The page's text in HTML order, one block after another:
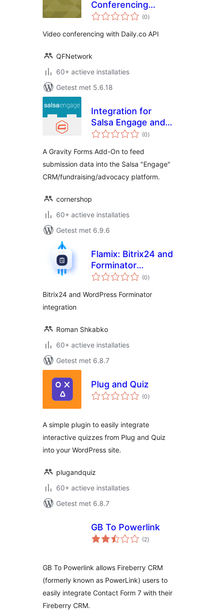
Conferencing
Daily.co
(0totaal
waarderingen
)
Video conferencing with Daily.co API
QFNetwork
60+ actieve installaties
Getest met 5.6.18
Integration for
Salsa Engage and
Gravity Forms
(0totaal
waarderingen
)
A Gravity Forms Add-On to feed
submission data into the Salsa "Engage"
CRM/fundraising/advocacy platform.
cornershop
60+ actieve installaties
Getest met 6.9.6
Flamix: Bitrix24 and
Forminator
integration
(0totaal
waarderingen
)
Bitrix24 and WordPress Forminator
integration
Roman Shkabko
60+ actieve installaties
Getest met 6.8.7
Plug and Quiz
(0totaal
waarderingen
)
A simple plugin to easily integrate
interactive quizzes from Plug and Quiz
into your WordPress site.
plugandquiz
60+ actieve installaties
Getest met 6.8.7
GB To Powerlink
(2totaal
waarderingen
)
GB To Powerlink allows Fireberry CRM
(formerly known as PowerLink) users to
easily integrate Contact Form 7 with their
Fireberry CRM.